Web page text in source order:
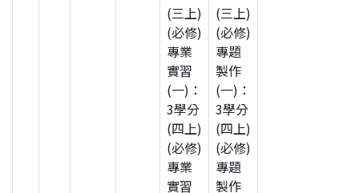
(三上)
(必修)
專業
實習
(一)：
3學分
(四上)
(必修)
專業
實習
(三上)
(必修)
專題
製作
(一)：
3學分
(四上)
(必修)
專題
製作